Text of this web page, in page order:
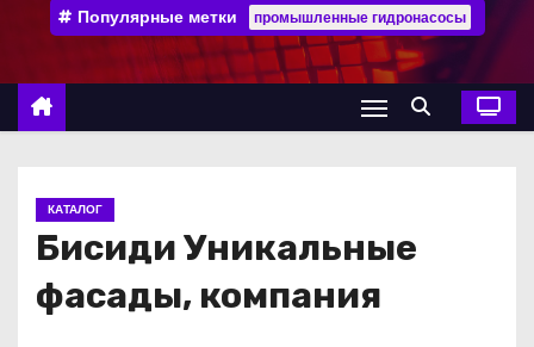
е
Популярные метки промышленные гидронасосы
КАТАЛОГ
Бисиди Уникальные
фасады, компания